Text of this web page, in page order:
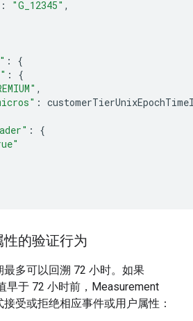
: "G_12345" ,
:
{
:
{
,
:
:
{
的验证行为
多可以回溯 72 小时。如果
早于 72 小时前，Measurement
受或拒绝相应事件或用户属性：